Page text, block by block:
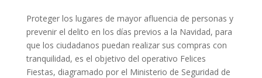
Proteger los lugares de mayor afluencia de personas y
prevenir el delito en los días previos a la Navidad, para
que los ciudadanos puedan realizar sus compras con
tranquilidad, es el objetivo del operativo Felices
Fiestas, diagramado por el Ministerio de Seguridad de